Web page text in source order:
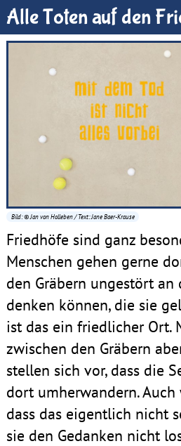
Alle Toten auf den
Bild: © Jan von Holleben / Text: Jane Baer-Krause
Friedhöfe sind ganz
Menschen gehen gerne
den Gräbern ungestört an
denken können, die sie
ist das ein friedlicher Ort.
zwischen den Gräbern
stellen sich vor, dass die
dort umherwandern. Auch
dass das eigentlich nicht
sie den Gedanken nicht